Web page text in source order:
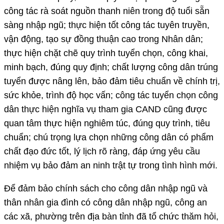
công tác rà soát nguồn thanh niên trong độ tuổi sẵn
sàng nhập ngũ; thực hiện tốt công tác tuyên truyền,
vận động, tạo sự đồng thuận cao trong Nhân dân;
thực hiện chặt chẽ quy trình tuyển chọn, công khai,
minh bạch, đúng quy định; chất lượng công dân trúng
tuyển được nâng lên, bảo đảm tiêu chuẩn về chính trị,
sức khỏe, trình độ học vấn; công tác tuyển chọn công
dân thực hiện nghĩa vụ tham gia CAND cũng được
quan tâm thực hiện nghiêm túc, đúng quy trình, tiêu
chuẩn; chú trọng lựa chọn những công dân có phẩm
chất đạo đức tốt, lý lịch rõ ràng, đáp ứng yêu cầu
nhiệm vụ bảo đảm an ninh trật tự trong tình hình mới.
Để đảm bảo chính sách cho công dân nhập ngũ và
thân nhân gia đình có công dân nhập ngũ, công an
các xã, phường trên địa bàn tỉnh đã tổ chức thăm hỏi,